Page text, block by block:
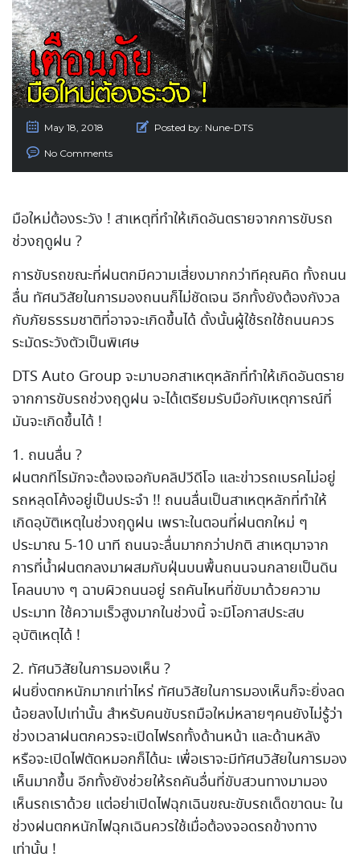
May 18, 2018 Posted by: Nune-DTS
No Comments
มือใหม่ต้องระวัง ! สาเหตุที่ทำให้เกิดอันตรายจากการขับรถ
ช่วงฤดูฝน ?
การขับรถขณะที่ฝนตกมีความเสี่ยงมากกว่าทีคุณคิด ทั้งถนน
ลื่น ทัศนวิสัยในการมองถนนก็ไม่ชัดเจน อีกทั้งยังต้องกังวล
กับภัยธรรมชาติที่อาจจะเกิดขึ้นได้ ดั้งนั้นผู้ใช้รถใช้ถนนควร
ระมัดระวังตัวเป็นพิเศษ
DTS Auto Group จะมาบอกสาเหตุหลักที่ทำให้เกิดอันตราย
จากการขับรถช่วงฤดูฝน จะได้เตรียมรับมือกับเหตุการณ์ที่
มันจะเกิดขึ้นได้ !
1. ถนนลื่น ?
ฝนตกทีไรมักจะต้องเจอกับคลิปวีดีโอ และข่าวรถเบรคไม่อยู่
รถหลุดโค้งอยู่เป็นประจำ !! ถนนลื่นเป็นสาเหตุหลักที่ทำให้
เกิดอุบัติเหตุในช่วงฤดูฝน เพราะในตอนที่ฝนตกใหม่ ๆ
ประมาณ 5-10 นาที ถนนจะลื่นมากกว่าปกติ สาเหตุมาจาก
การที่น้ำฝนตกลงมาผสมกับฝุ่นบนพื้นถนนจนกลายเป็นดิน
โคลนบาง ๆ ฉาบผิวถนนอยู่ รถคันไหนที่ขับมาด้วยความ
ประมาท ใช้ความเร็วสูงมากในช่วงนี้ จะมีโอกาสประสบ
อุบัติเหตุได้ !
2. ทัศนวิสัยในการมองเห็น ?
ฝนยิ่งตกหนักมากเท่าไหร่ ทัศนวิสัยในการมองเห็นก็จะยิ่งลด
น้อยลงไปเท่านั้น สำหรับคนขับรถมือใหม่หลายๆคนยังไม่รู้ว่า
ช่วงเวลาฝนตกควรจะเปิดไฟรถทั้งด้านหน้า และด้านหลัง
หรือจะเปิดไฟตัดหมอกก็ได้นะ เพื่อเราจะมีทัศนวิสัยในการมอง
เห็นมากขึ้น อีกทั้งยังช่วยให้รถคันอื่นที่ขับสวนทางมามอง
เห็นรถเราด้วย แต่อย่าเปิดไฟฉุกเฉินขณะขับรถเด็ดขาดนะ ใน
ช่วงฝนตกหนักไฟฉุกเฉินควรใช้เมื่อต้องจอดรถข้างทาง
เท่านั้น !